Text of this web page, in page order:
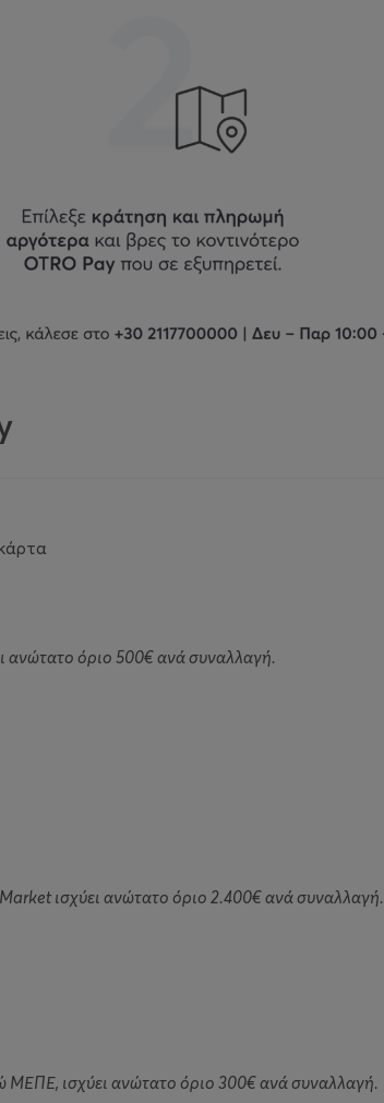
ανώτατο όριο 500€ ανά συναλλαγή.
ισχύει ανώτατο όριο 2.400€ ανά συναλλαγή.
ΜΕΠΕ, ισχύει ανώτατο όριο 300€ ανά συναλλαγή.